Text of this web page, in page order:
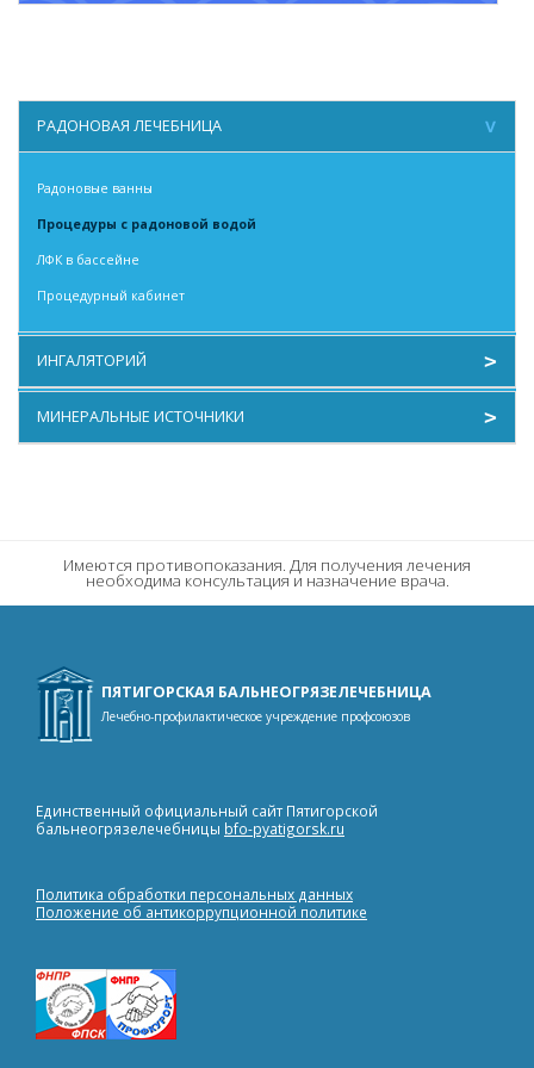
РАДОНОВАЯ ЛЕЧЕБНИЦА
Радоновые ванны
Процедуры с радоновой водой
ЛФК в бассейне
Процедурный кабинет
ИНГАЛЯТОРИЙ
Ингаляции и климатолечение
Электролечение и лечение ультразвуком
МИНЕРАЛЬНЫЕ ИСТОЧНИКИ
Имеются противопоказания. Для получения лечения
необходима консультация и назначение врача.
ПЯТИГОРСКАЯ БАЛЬНЕОГРЯЗЕЛЕЧЕБНИЦА
Лечебно-профилактическое учреждение профсоюзов
Единственный официальный сайт Пятигорской
бальнеогрязелечебницы bfo-pyatigorsk.ru
Политика обработки персональных данных
Положение об антикоррупционной политике